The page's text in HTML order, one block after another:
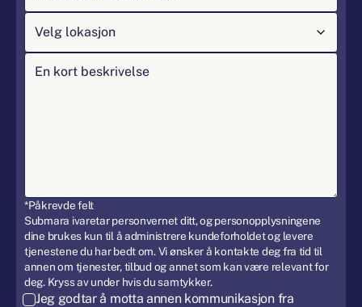
*Påkrevde felt
Submara ivaretar personvernet ditt, og personopplysningene
dine brukes kun til å administrere kundeforholdet og levere
tjenestene du har bedt om. Vi ønsker å kontakte deg fra tid til
annen om tjenester, tilbud og annet som kan være relevant for
deg. Kryss av under hvis du samtykker.
Jeg godtar å motta annen kommunikasjon fra